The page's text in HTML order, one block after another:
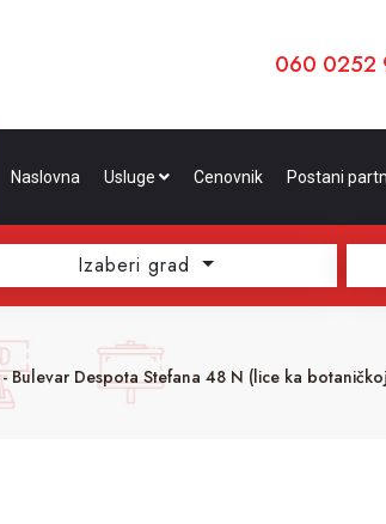
060 0252
Naslovna Usluge Cenovnik Postani
Izaberi grad
Bulevar Despota Stefana 48 N (lice ka